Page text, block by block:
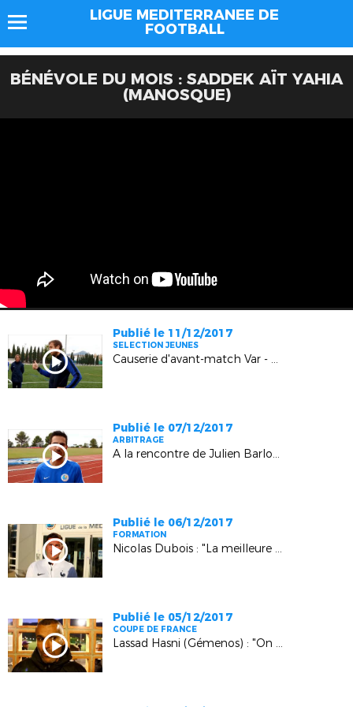
LIGUE MEDITERRANEE DE
FOOTBALL
BÉNÉVOLE DU MOIS : SADDEK AÏT YAHIA
(MANOSQUE)
Publié le 11/12/2017
SELECTION JEUNES
Causerie d'avant-match Var - Côte d'Azur U15 Féminines (La Garde)
Publié le 07/12/2017
ARBITRAGE
A la rencontre de Julien Barlozzi (arbitre Ligue)
Publié le 06/12/2017
FORMATION
Nicolas Dubois : "La meilleure formation possible"
Publié le 05/12/2017
COUPE DE FRANCE
Lassad Hasni (Gémenos) : "On a marqué l'histoire du club"